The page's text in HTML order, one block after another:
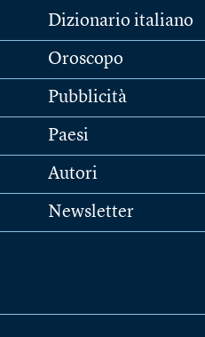
Dizionario italiano
Oroscopo
Pubblicità
Paesi
Autori
Newsletter